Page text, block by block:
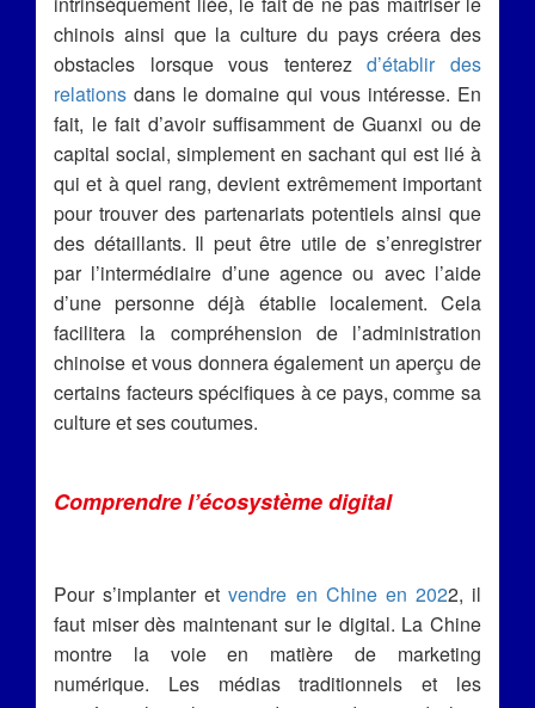
chinois ainsi que la culture du pays créera des
obstacles lorsque vous tenterezd’établir des
relations dans le domaine qui vous intéresse. En
fait, le fait d’avoir suffisamment de Guanxi ou de
capital social, simplement en sachant qui est lié à
qui et à quel rang, devient extrêmement important
pour trouver des partenariats potentiels ainsi que
des détaillants. Il peut être utile de s’enregistrer
par l’intermédiaire d’une agence ou avec l’aide
d’une personne déjà établie localement. Cela
facilitera la compréhension de l’administration
chinoise et vous donnera également un aperçu de
certains facteurs spécifiques à ce pays, comme sa
culture et ses coutumes.
Comprendre l’écosystème digital
Pour s’implanter etvendre en Chine en 2022, il
faut miser dès maintenant sur le digital. La Chine
montre la voie en matière de marketing
numérique. Les médias traditionnels et les